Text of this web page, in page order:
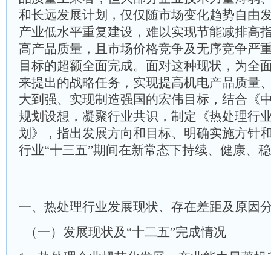
和长远发展计划，仅仅随市场变化趋势自由
产业低水平重复建设，难以实现节能减排高
高产品质量，且市场价格竞争及无序竞争严
目标的超额全面完成。面对这种现状，为全
来提出的战略任务，实现提高机电产品质量
大到强、实现制造强国的宏伟目标，结合《
规划设想，凝聚行业共识，制定《热处理行
划》，指出发展方向和目标、明确实施方针
行业“十三五”期间在新常态下持续、健康、
一、热处理行业发展现状、存在差距及原因
（一）发展现状及“十二五”完成情况